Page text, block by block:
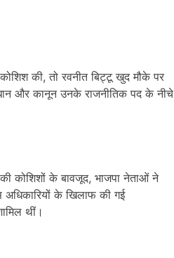
की, तो रवनीत बिट्टू खुद मौके पर
और कानून उनके राजनीतिक पद के नीचे
कोशिशों के बावजूद, भाजपा नेताओं ने
अधिकारियों के खिलाफ की गई
थीं।